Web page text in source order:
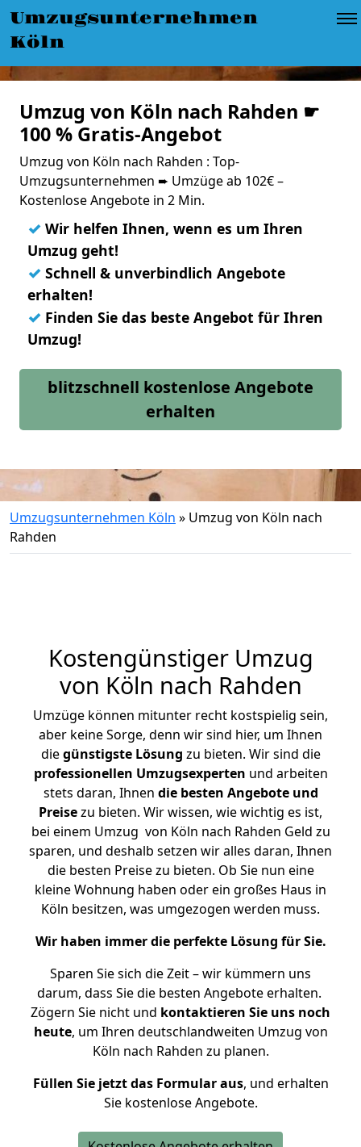
Umzugsunternehmen
Köln
Umzug von Köln nach Rahden ☛
100 % Gratis-Angebot
Umzug von Köln nach Rahden : Top-
Umzugsunternehmen ➨ Umzüge ab 102€ –
Kostenlose Angebote in 2 Min.
✓ Wir helfen Ihnen, wenn es um Ihren
Umzug geht!
✓ Schnell & unverbindlich Angebote
erhalten!
✓ Finden Sie das beste Angebot für Ihren
Umzug!
blitzschnell kostenlose Angebote
erhalten
Umzugsunternehmen Köln » Umzug von Köln nach
Rahden
Kostengünstiger Umzug
von Köln nach Rahden
Umzüge können mitunter recht kostspielig sein,
aber keine Sorge, denn wir sind hier, um Ihnen
diegünstigste Lösung zu bieten. Wir sind die
professionellen Umzugsexperten und arbeiten
stets daran, Ihnen die besten Angebote und
Preisezu bieten. Wir wissen, wie wichtig es ist,
bei einem Umzug von Köln nach Rahden Geld zu
sparen, und deshalb setzen wir alles daran, Ihnen
die besten Preise zu bieten. Ob Sie nun eine
kleine Wohnung haben oder ein großes Haus in
Köln besitzen, was umgezogen werden muss.
Wir haben immer die perfekte Lösung für Sie.
Sparen Sie sich die Zeit – wir kümmern uns
darum, dass Sie die besten Angebote erhalten.
Zögern Sie nicht und kontaktieren Sie uns noch
heute, um Ihren deutschlandweiten Umzug von
Köln nach Rahden zu planen.
Füllen Sie jetzt das Formular aus, und erhalten
Sie kostenlose Angebote.